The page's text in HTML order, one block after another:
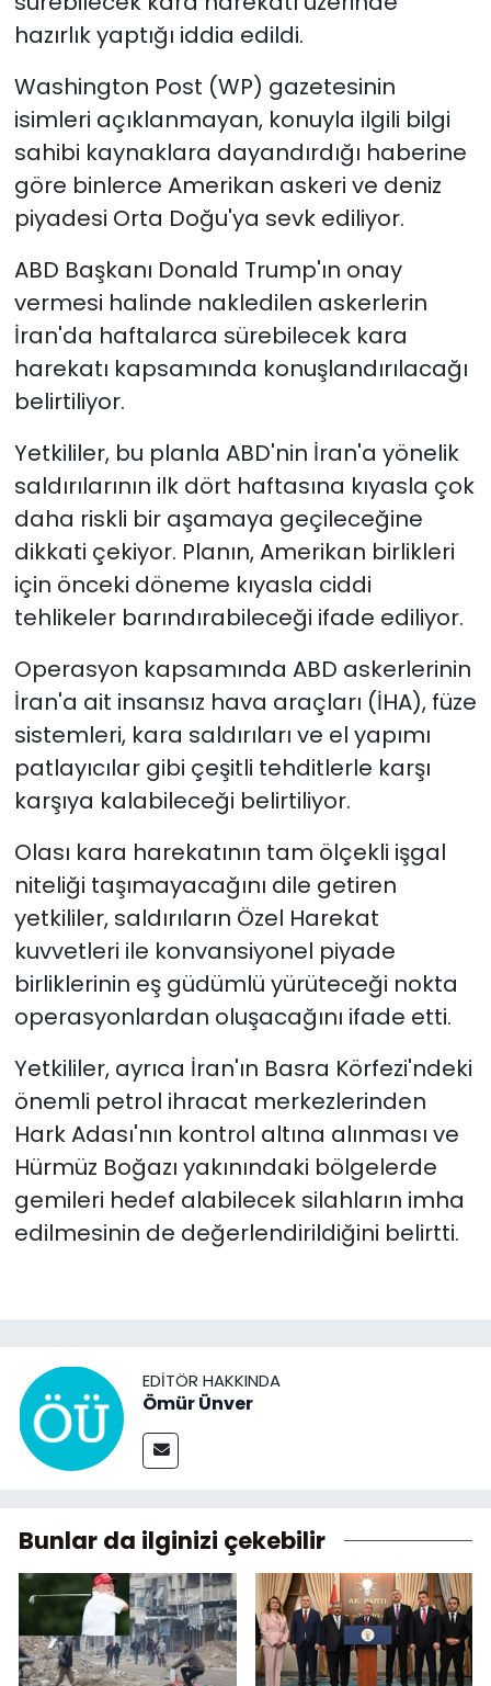
hazırlık yaptığı iddia edildi.
Washington Post (WP) gazetesinin
isimleri açıklanmayan, konuyla ilgili bilgi
sahibi kaynaklara dayandırdığı haberine
göre binlerce Amerikan askeri ve deniz
piyadesi Orta Doğu'ya sevk ediliyor.
ABD Başkanı Donald Trump'ın onay
vermesi halinde nakledilen askerlerin
İran'da haftalarca sürebilecek kara
harekatı kapsamında konuşlandırılacağı
belirtiliyor.
Yetkililer, bu planla ABD'nin İran'a yönelik
saldırılarının ilk dört haftasına kıyasla çok
daha riskli bir aşamaya geçileceğine
dikkati çekiyor. Planın, Amerikan birlikleri
için önceki döneme kıyasla ciddi
tehlikeler barındırabileceği ifade ediliyor.
Operasyon kapsamında ABD askerlerinin
İran'a ait insansız hava araçları (İHA), füze
sistemleri, kara saldırıları ve el yapımı
patlayıcılar gibi çeşitli tehditlerle karşı
karşıya kalabileceği belirtiliyor.
Olası kara harekatının tam ölçekli işgal
niteliği taşımayacağını dile getiren
yetkililer, saldırıların Özel Harekat
kuvvetleri ile konvansiyonel piyade
birliklerinin eş güdümlü yürüteceği nokta
operasyonlardan oluşacağını ifade etti.
Yetkililer, ayrıca İran'ın Basra Körfezi'ndeki
önemli petrol ihracat merkezlerinden
Hark Adası'nın kontrol altına alınması ve
Hürmüz Boğazı yakınındaki bölgelerde
gemileri hedef alabilecek silahların imha
edilmesinin de değerlendirildiğini belirtti.
EDITÖR HAKKINDA
Ömür Ünver
Bunlar da ilginizi çekebilir